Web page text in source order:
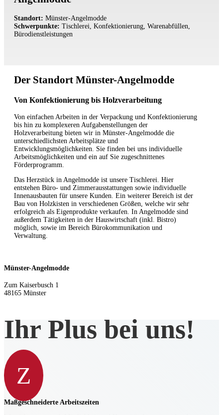
Standort: Münster-Angelmodde
Schwerpunkte: Tischlerei, Konfektionierung, Warenabfüllen,
Bürodienstleistungen
Der Standort Münster-Angelmodde
Von Konfektionierung bis Holzverarbeitung
Von einfachen Arbeiten in der Verpackung und Konfektionierung
bis hin zu komplexeren Aufgabenstellungen der
Holzverarbeitung bieten wir in Münster-Angelmodde die
unterschiedlichsten Arbeitsplätze und
Entwicklungsmöglichkeiten. Sie finden bei uns individuelle
Arbeitsmöglichkeiten und ein auf Sie zugeschnittenes
Förderprogramm.
Das Herzstück in Angelmodde ist unsere Tischlerei. Hier
entstehen Büro- und Zimmerausstattungen sowie individuelle
Innenausbauten für unsere Kunden. Ein weiterer Bereich ist der
Bau von Holzkisten in verschiedenen Größen, welche wir sehr
erfolgreich als Eigenprodukte verkaufen. In Angelmodde sind
außerdem Tätigkeiten in der Hauswirtschaft (inkl. Bistro)
möglich, sowie im Bereich Bürokommunikation und
Verwaltung.
Münster-Angelmodde
Zum Kaiserbusch 1
48165 Münster
Ihr Plus bei uns!
Z
Maßgeschneiderte Arbeitszeiten